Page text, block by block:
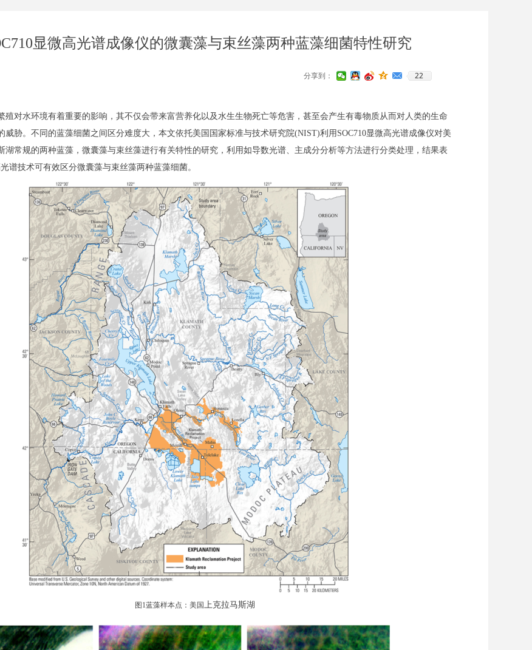
显微高光谱成像仪的微囊藻与束丝藻两种蓝藻细菌特性研究
殖对水环境有着重要的影响，其不仅会带来富营养化以及水生生物死亡等危害，甚至会产生有毒物质从而对人类的生命
威胁。不同的蓝藻细菌之间区分难度大，本文依托美国国家标准与技术研究院(NIST)利用 SOC710显微高光谱成像仪对美
湖常规的两种蓝藻，微囊藻与束丝藻进行有关特性的研究，利用如导数光谱、主成分分析等方法进行分类处理，结果表
光谱技术可有效区分微囊藻与束丝藻两种蓝藻细菌。
图 1蓝藻样本点：美国上克拉马斯湖
分享到： 22